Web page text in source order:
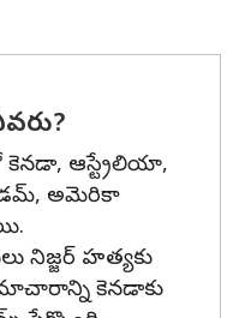
ఆస్ట్రేలియా,
అమెరికా
నిజ్జర్ హత్యకు
కెనడాకు